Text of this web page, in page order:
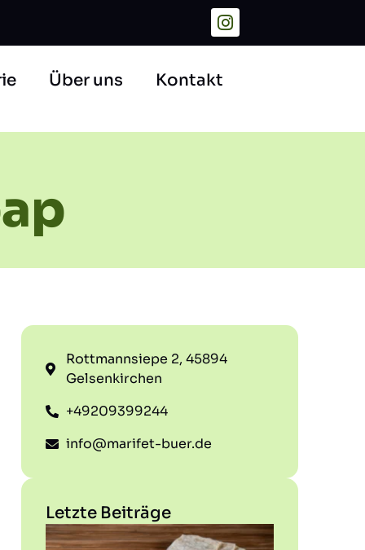
Über uns Kontakt
Rottmannsiepe 2, 45894
Gelsenkirchen
+49209399244
info@marifet-buer.de
Letzte Beiträge